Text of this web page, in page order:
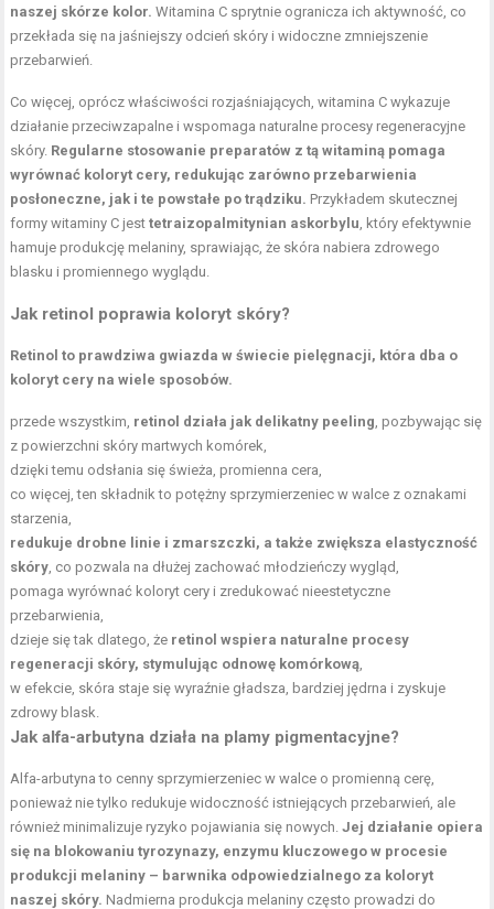
naszej skórze kolor. Witamina C sprytnie ogranicza ich aktywność, co
przekłada się na jaśniejszy odcień skóry i widoczne zmniejszenie
przebarwień.
Co więcej, oprócz właściwości rozjaśniających, witamina C wykazuje
działanie przeciwzapalne i wspomaga naturalne procesy regeneracyjne
skóry. Regularne stosowanie preparatów z tą witaminą pomaga
wyrównać koloryt cery, redukując zarówno przebarwienia
posłoneczne, jak i te powstałe po trądziku. Przykładem skutecznej
formy witaminy C jesttetraizopalmitynian askorbylu , który efektywnie
hamuje produkcję melaniny, sprawiając, że skóra nabiera zdrowego
blasku i promiennego wyglądu.
Jak retinol poprawia koloryt skóry?
Retinol to prawdziwa gwiazda w świecie pielęgnacji, która dba o
koloryt cery na wiele sposobów.
przede wszystkim, retinol działa jak delikatny peeling , pozbywając się
z powierzchni skóry martwych komórek,
dzięki temu odsłania się świeża, promienna cera,
co więcej, ten składnik to potężny sprzymierzeniec w walce z oznakami
starzenia,
redukuje drobne linie i zmarszczki, a także zwiększa elastyczność
skóry , co pozwala na dłużej zachować młodzieńczy wygląd,
pomaga wyrównać koloryt cery i zredukować nieestetyczne
przebarwienia,
dzieje się tak dlatego, że retinol wspiera naturalne procesy
regeneracji skóry, stymulując odnowę komórkową
w efekcie, skóra staje się wyraźnie gładsza, bardziej jędrna i zyskuje
zdrowy blask.
Jak alfa-arbutyna działa na plamy pigmentacyjne?
Alfa-arbutyna to cenny sprzymierzeniec w walce o promienną cerę,
ponieważ nie tylko redukuje widoczność istniejących przebarwień, ale
również minimalizuje ryzyko pojawiania się nowych.Jej działanie opiera
się na blokowaniu tyrozynazy, enzymu kluczowego w procesie
produkcji melaniny – barwnika odpowiedzialnego za koloryt
naszej skóry. Nadmierna produkcja melaniny często prowadzi do